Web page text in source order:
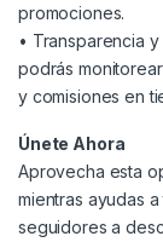
promociones.
• Transparencia
podrás
y comisiones en
Únete Ahora
Aprovecha esta
mientras ayudas a
seguidores a